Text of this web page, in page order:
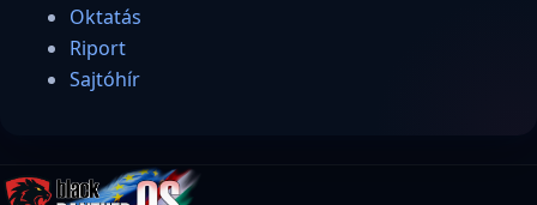
Oktatás
Riport
Sajtóhír